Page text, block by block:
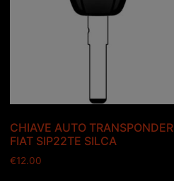
CHIAVE AUTO TRANSPONDER
FIAT SIP22TE SILCA
€12.00